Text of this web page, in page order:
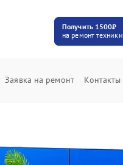
Получить 1500₽
на ремонт техники
Заявка на ремонт Контакты